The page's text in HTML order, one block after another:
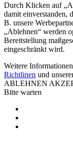
Durch Klicken auf
damit einverstanden,
B. unsere
„Ablehnen“ werden
Bereitstellung
eingeschränkt wird.
Weitere
Richtlinen und
ABLEHNEN
Bitte warten